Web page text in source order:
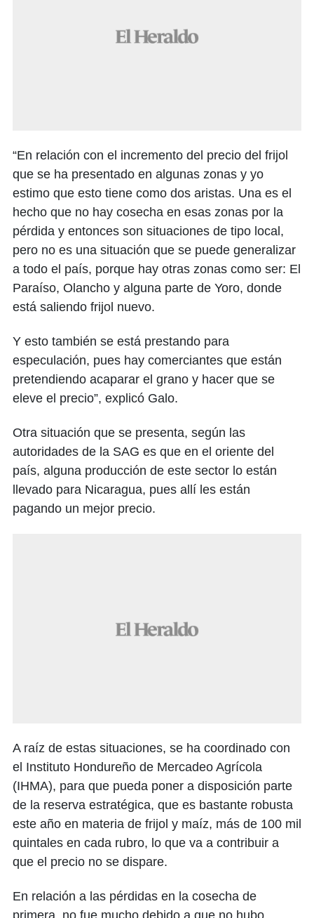
“En relación con el incremento del precio del frijol
que se ha presentado en algunas zonas y yo
estimo que esto tiene como dos aristas. Una es el
hecho que no hay cosecha en esas zonas por la
pérdida y entonces son situaciones de tipo local,
pero no es una situación que se puede generalizar
a todo el país, porque hay otras zonas como ser: El
Paraíso, Olancho y alguna parte de Yoro, donde
está saliendo frijol nuevo.
Y esto también se está prestando para
especulación, pues hay comerciantes que están
pretendiendo acaparar el grano y hacer que se
eleve el precio”, explicó Galo.
Otra situación que se presenta, según las
autoridades de la SAG es que en el oriente del
país, alguna producción de este sector lo están
llevado para Nicaragua, pues allí les están
pagando un mejor precio.
A raíz de estas situaciones, se ha coordinado con
el Instituto Hondureño de Mercadeo Agrícola
(IHMA), para que pueda poner a disposición parte
de la reserva estratégica, que es bastante robusta
este año en materia de frijol y maíz, más de 100 mil
quintales en cada rubro, lo que va a contribuir a
que el precio no se dispare.
En relación a las pérdidas en la cosecha de